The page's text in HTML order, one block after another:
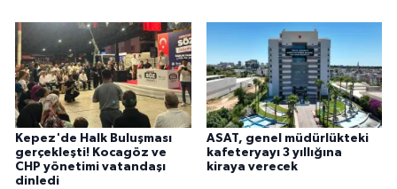
Kepez'de Halk Buluşması
gerçekleşti! Kocagöz ve
CHP yönetimi vatandaşı
dinledi
ASAT, genel müdürlükteki
kafeteryayı 3 yıllığına
kiraya verecek